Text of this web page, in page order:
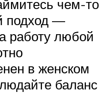
чем-то
подход —
работу любой
в женском
баланс